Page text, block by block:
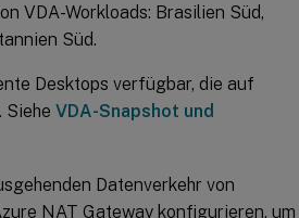
VDA-Workloads: Brasilien Süd,
Süd.
Desktops verfügbar, die auf
Siehe VDA-Snapshot und
Datenverkehr von
NAT Gateway konfigurieren, um